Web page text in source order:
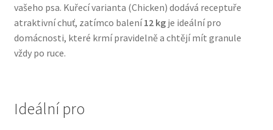
Přepravky pro psy
Purizon pro psy — Vysoký obsah masa, bez obilovin
Veterinární dieta pro psy
vašeho psa. Kuřecí varianta (Chicken) dodává receptuře
atraktivní chuť, zatímco balení12 kgje ideální pro
domácnosti, které krmí pravidelně a chtějí mít granule
vždy po ruce.
Ideální pro